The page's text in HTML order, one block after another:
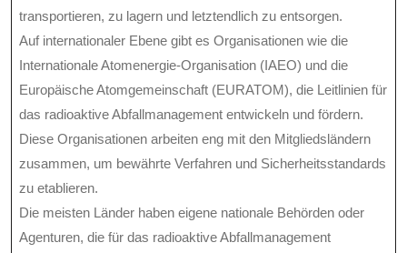
transportieren, zu lagern und letztendlich zu entsorgen.
Auf internationaler Ebene gibt es Organisationen wie die
Internationale Atomenergie-Organisation (IAEO) und die
Europäische Atomgemeinschaft (EURATOM), die Leitlinien für
das radioaktive Abfallmanagement entwickeln und fördern.
Diese Organisationen arbeiten eng mit den Mitgliedsländern
zusammen, um bewährte Verfahren und Sicherheitsstandards
zu etablieren.
Die meisten Länder haben eigene nationale Behörden oder
Agenturen, die für das radioaktive Abfallmanagement